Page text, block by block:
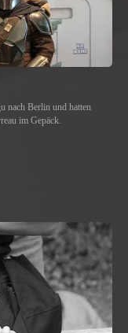
nach Berlin und hatten
im Gepäck.